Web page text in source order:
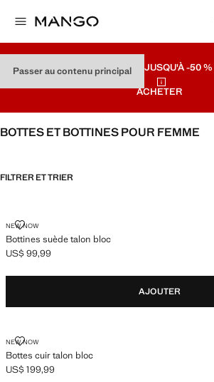
Passer au contenu principal
SOLDES JUSQU'À -50 %
ACHETER
BOTTES ET BOTTINES POUR FEMME
FILTRER ET TRIER
NEW NOW
Bottines suède talon bloc
BOTTINES SUÈDE TALON BLOC
Prix actuel [US$ 99,99 ]
US$ 99,99
AJOUTER
NEW NOW
Bottes cuir talon bloc
BOTTES CUIR TALON BLOC
Prix actuel [US$ 199,99 ]
US$ 199,99